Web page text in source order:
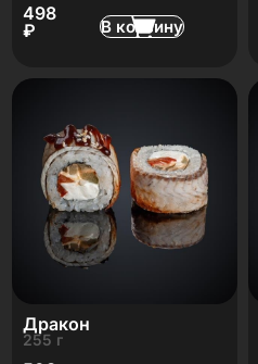
498
₽
В корзину
Дракон
255 г